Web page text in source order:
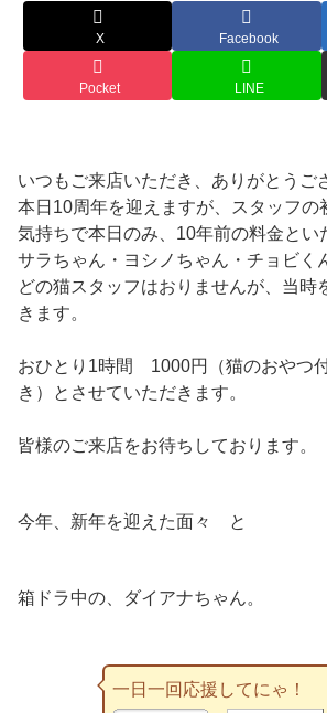
X Facebook
Pocket LINE
いつもご来店いただき、ありがとうご
本日10周年を迎えますが、スタッフの
気持ちで本日のみ、10年前の料金とい
サラちゃん・ヨシノちゃん・チョビく
どの猫スタッフはおりませんが、当時
きます。
おひとり1時間 1000円（猫のおやつ
き）とさせていただきます。
皆様のご来店をお待ちしております。
今年、新年を迎えた面々 と
箱ドラ中の、ダイアナちゃん。
一日一回応援してにゃ！